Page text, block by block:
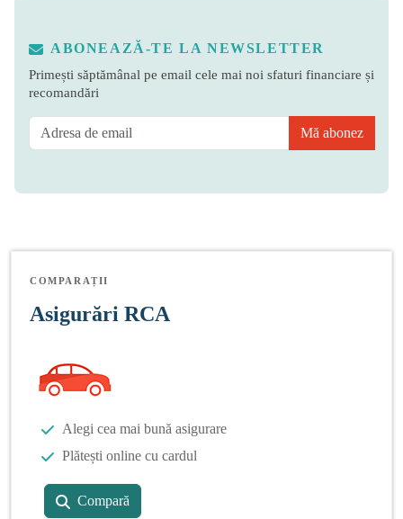
ABONEAZĂ-TE LA NEWSLETTER
Primești săptămânal pe email cele mai noi sfaturi financiare și
recomandări
Mă abonez
COMPARAȚII
Asigurări RCA
Alegi cea mai bună asigurare
Plătești online cu cardul
Compară